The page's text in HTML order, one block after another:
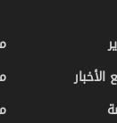
الأخبار